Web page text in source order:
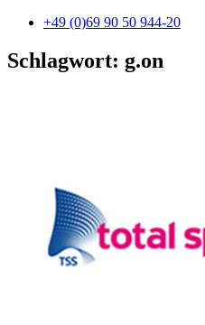
+49 (0)69 90 50 944-20
Schlagwort: g.on